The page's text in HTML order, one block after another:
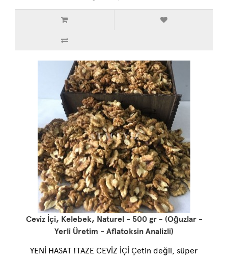
Ceviz İçi, Kelebek, Naturel - 500 gr - (Oğuzlar -
Yerli Üretim - Aflatoksin Analizli)
YENİ HASAT !TAZE CEVİZ İÇİ Çetin değil, süper